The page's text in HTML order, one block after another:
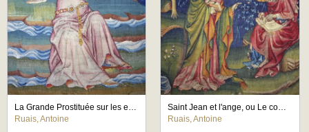
La Grande Prostituée sur les eaux, détail de la femme se coiffant
Ruais, Antoine
Saint Jean et l'ange, ou Le compagnon de service, détail de la scène principale
Ruais, Antoine